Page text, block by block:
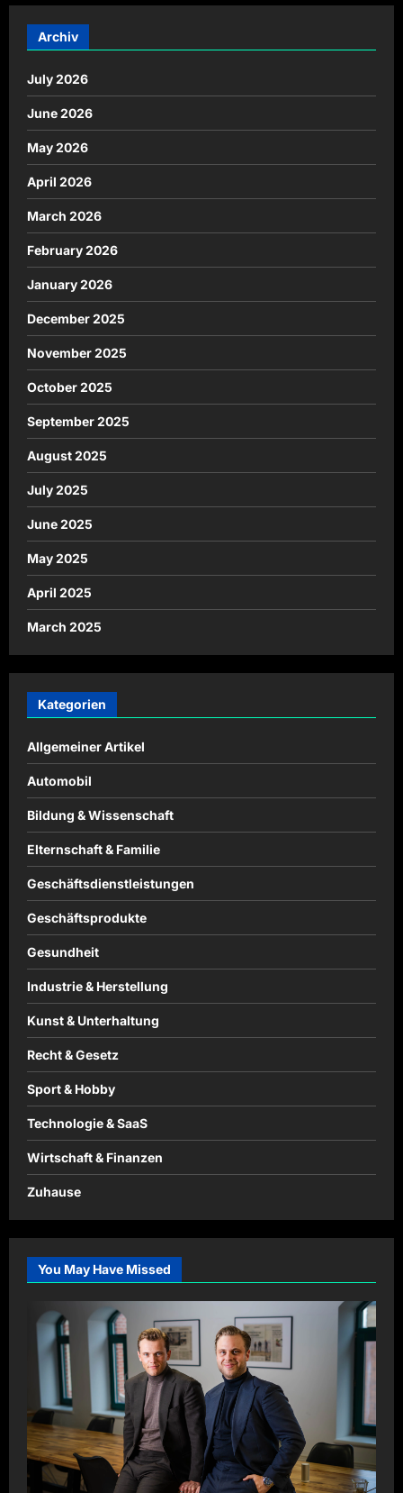
Archiv
July 2026
June 2026
May 2026
April 2026
March 2026
February 2026
January 2026
December 2025
November 2025
October 2025
September 2025
August 2025
July 2025
June 2025
May 2025
April 2025
March 2025
Kategorien
Allgemeiner Artikel
Automobil
Bildung & Wissenschaft
Elternschaft & Familie
Geschäftsdienstleistungen
Geschäftsprodukte
Gesundheit
Industrie & Herstellung
Kunst & Unterhaltung
Recht & Gesetz
Sport & Hobby
Technologie & SaaS
Wirtschaft & Finanzen
Zuhause
You May Have Missed